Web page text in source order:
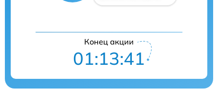
Конец акции
01:13:40